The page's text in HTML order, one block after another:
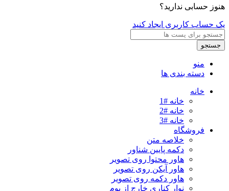
هنوز حسابی ندارید؟
یک حساب کاربری ایجاد کنید
جستجو
منو
دسته بندی ها
خانه
خانه #1
خانه #2
خانه #3
فروشگاه
خلاصه متن
دکمه پایین شناور
هاور محتوا روی تصویر
هاور آیکن روی تصویر
هاور دکمه روی تصویر
نوار کناری خارج از بوم